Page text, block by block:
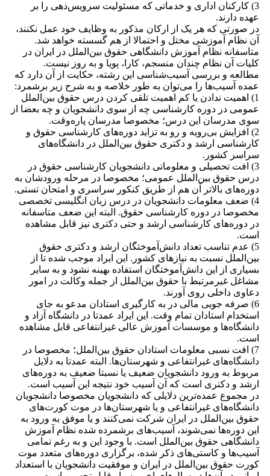
3) کارکنان اداری و خدماتی که مسئولیت سرویس‌دهی را بر
عهده دارند.
در صورتی که هر یک از ارکان مذکور به وظایف خود عمل نکنند،
آن نظام آموزشی مختل و احتمالا از هم گسسته خواهد شد.
متاسفانه نظام آموزش دانشگاهی حقوق بین‌الملل در ایران در
کلیات آن نظام چندان منسجم، کارا، پویا و به روز نیست.
مطالعه و بررسی آسیب‌شناسی این رشته، حکایت از آن دارد که
عمده آسیب‌ها را می‌توان به طور خلاصه و به شرح زیر برشمرد:
1) اهمیت ندادن یا کم اهمیت تلقی کردن درس حقوق بین‌الملل
عمومی در دوره کارشناسی چه از سوی دانشجویان و چه بعضا از
سوی مدرسان این درس؛ مخصوصا مدرسان پاره‌وقت.
2) افزایش بی‌رویه و رو به تزاید دوره‌های کارشناسی حقوق و
کارشناسی ارشد و دکتری حقوق بین‌الملل در دانشگاه‌های
سراسر کشور.
3) افت تحصیلی و معلوماتی دانشجویان کارشناسی حقوق در
درس حقوق بین‌الملل عمومی؛ مخصوصا در مرحله ورودشان به
دوره‌های بالاتر آن هم از طریق کنکور سراسری و امتحان تستی.
4) ضعف معلومات دانشجویان در درس زبان انگلیسی تخصصی
مخصوصا در دوره کارشناسی حقوق. البته این ضعف متاسفانه
در دوره‌های کارشناسی ارشد و حتی دکتری نیز قابل مشاهده
است.
5) عدم تناسب تعداد دانش‌آموختگان ارشد و دکتری حقوق
بین‌الملل نسبت به نیازهای کشور. این ایراد موجب شده تا از
بسیاری از این دانش‌آموختگان استفاده بهینه نشود و به سایر
مشاغل غیرمرتبط با حقوق بین‌الملل از جمله وکالت در امور
دعاوی داخلی روی آورند.
6) صرفه جویی مالی در به کارگیری استادان مدعو به جای
استخدام استادان تمام وقت. این ایراد عمدتا در دانشگاه آزاد و
دانشگاه‌ها و موسسات آموزش عالی غیرانتفاعی قابل مشاهده
است.
7) افت نسبی معلومات استادان حقوق بین‌الملل؛ مخصوصا در
دانشگاه‌های غیرانتفاعی و شهرستان‌ها. البته عمدتا به دلایل
مربوط به ورود دانشجویان ضعیف یا نسبتا ضعیف به دوره‌های
ارشد و دکتری است که آن آسیب خود نتیجه این آسیب است.
در مجموع عمده‌ترین دلایلی که دانشجویان مخصوصا دانشجویان
دانشگاه‌های غیرانتفاعی و یا شهرستان‌ها در موت کورت‌های
حقوق بین‌الملل در ایران شرکت نمی‌کنند و یا موفق به ورود به
این دوره‌ها نمی‌شوند، آسیب‌های برشمرده شده نظام آموزش
دانشگاهی حقوق بین‌الملل است. با وجود این و به رغم تمامی
آسیب‌ها و کاستی‌های ذکر شده، برگزاری دوره‌های متعدد موت
کورت حقوق بین‌الملل در ایران و موفقیت دانشجویان با استعداد